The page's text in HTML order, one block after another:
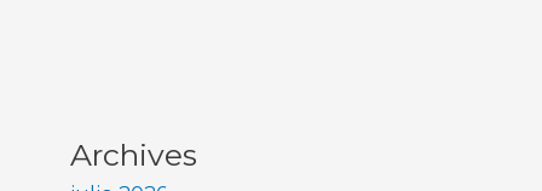
Archives